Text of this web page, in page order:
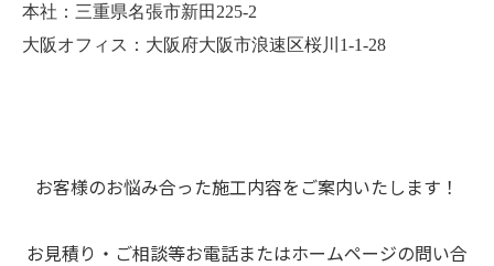
本社：三重県名張市新田225-2
大阪オフィス：大阪府大阪市浪速区桜川1-1-28
お客様のお悩み合った施工内容をご案内いたします！
お見積り・ご相談等お電話またはホームページの問い合